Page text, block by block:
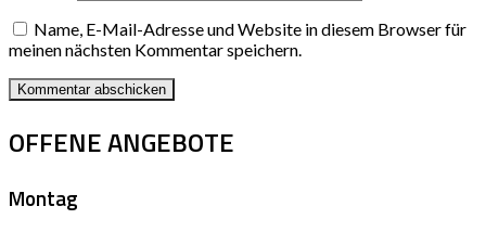
Name, E-Mail-Adresse und Website in diesem Browser für
meinen nächsten Kommentar speichern.
OFFENE ANGEBOTE
Montag